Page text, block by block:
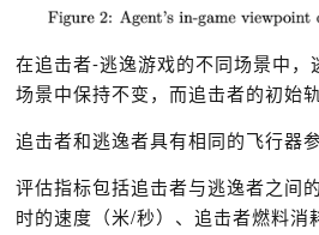
在追击者-逃逸游戏的不同场景中，
场景中保持不变，而追击者的初始
追击者和逃逸者具有相同的飞行器参
评估指标包括追击者与逃逸者之间
时的速度（米/秒）、追击者燃料消